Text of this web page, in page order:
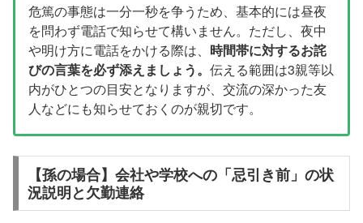
危篤の事態は一分一秒を争うため、基本的には昼夜
を問わず電話で知らせて構いません。ただし、夜中
や明け方に電話をかける際は、 時間帯に対するお詫
びの言葉を必ず添えましょう。 伝える範囲は3親等以
内がひとつの目安となりますが、交流の深かった友
人などにも知らせておくのが親切です。
【孫の場合】会社や学校への「忌引き前」の状
況説明と欠勤連絡